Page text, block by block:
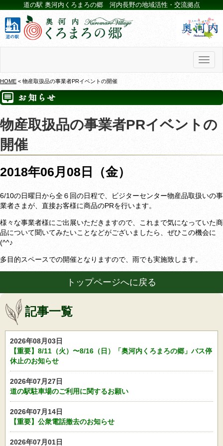
道の駅 奥河内くろまろの郷 河内長野の地域活性・交流拠点
HOME < 物産取扱品の事業者PRイベントの開催
物産取扱品の事業者PRイベントの
開催
2018年06月08日（金）
6/10の日曜日から全６回の日程で、ビジターセンター物産品取扱いの事
業者さまが、直接お客様に商品のPRを行います。
様々な事業者様にご出展いただきますので、これまで気になっていた商
品について聞いてみたいことなどがございましたら、ぜひこの機会に
(^^♪
多目的スペースでの開催となりますので、雨でも実施致します。
トップページへに戻る
記事一覧
2026年08月03日
【重要】8/11（火）〜8/16（日）「奥河内くろまろの郷」バス停
休止のお知らせ
2026年07月27日
道の駅駐車場のご利用に関するお願い
2026年07月14日
【重要】公衆電話撤去のお知らせ
2026年07月01日